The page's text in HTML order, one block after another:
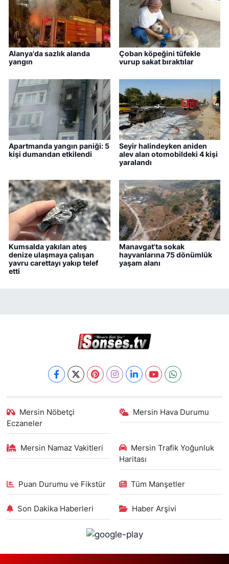
Alanya'da sazlık alanda
yangın
Çoban köpeğini tüfekle
vurup sakat bıraktılar
Apartmanda yangın paniği: 5
kişi dumandan etkilendi
Seyir halindeyken aniden
alev alan otomobildeki 4 kişi
yaralandı
Kumsalda yakılan ateş
denize ulaşmaya çalışan
yavru carettayı yakıp telef
etti
Manavgat'ta sokak
hayvanlarına 75 dönümlük
yaşam alanı
Mersin Nöbetçi
Eczaneler
Mersin Hava Durumu
Mersin Namaz Vakitleri
Mersin Trafik Yoğunluk
Haritası
Puan Durumu ve Fikstür Tüm Manşetler
Son Dakika Haberleri Haber Arşivi